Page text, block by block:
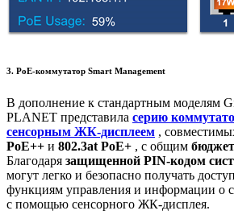
3. PoE-коммутатор Smart Management
В дополнение к стандартным моделям
PLANET представила серию
сенсорным ЖК-дисплеем ,
PoE++ и 802.3at PoE+ , с общим
Благодаря защищенной PIN-кодом
могут легко и безопасно получать
функциям управления и информации о
с помощью сенсорного ЖК-дисплея.